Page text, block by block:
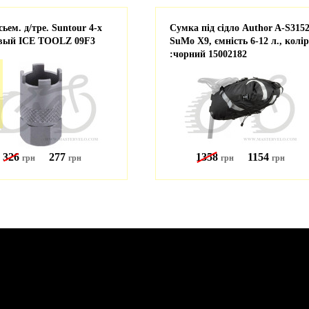
д/тре. Suntour 4-х
ICE TOOLZ 09F3
326 грн 277 грн
Сумка під сідло Author A-S3152
SuMo X9, ємність 6-12 л., колір
:чорний 15002182
1358 грн 1154 грн